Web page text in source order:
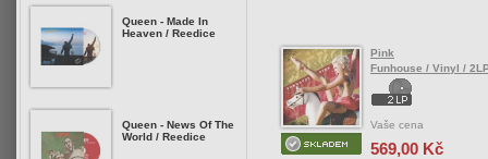
Pink
Funhouse / Vinyl /
Vaše cena
569,00 Kč
Queen - Made In
Heaven / Reedice
Queen - News Of The
World / Reedice